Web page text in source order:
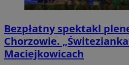
Bezpłatny spektakl
Chorzowie.
Maciejkowicach